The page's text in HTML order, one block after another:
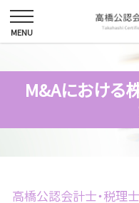
M&Aにおける
高橋公認会計士・税理